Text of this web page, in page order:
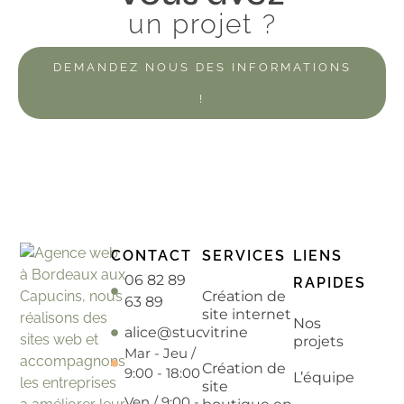
un projet ?
DEMANDEZ NOUS DES INFORMATIONS
!
CONTACT
06 82 89
63 89
alice@studiopetitvelo.fr
Mar - Jeu /
9:00 - 18:00
SERVICES
Création de
site internet
vitrine
Création de
site
LIENS
RAPIDES
Nos
projets
L’équipe